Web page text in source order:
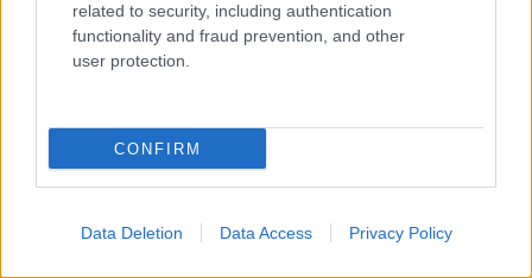
related to security, including authentication
functionality and fraud prevention, and other
user protection.
CONFIRM
Data Deletion Data Access Privacy Policy
ΡΟΗ ΕΙΔΗΣΕΩΝ
«Δεν αποζητώ τον έρωτα, ούτε όμως και τον